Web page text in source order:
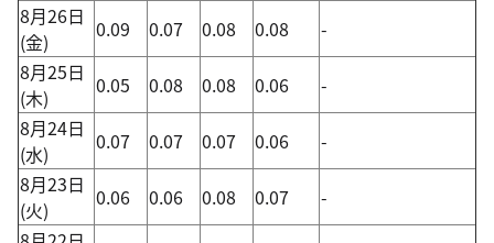
8月26日
(金)
0.09 0.07 0.08 0.08
-
8月25日
(木)
0.05 0.08 0.08 0.06
-
8月24日
(水)
0.07 0.07 0.07 0.06
-
8月23日
(火)
0.06 0.06 0.08 0.07
-